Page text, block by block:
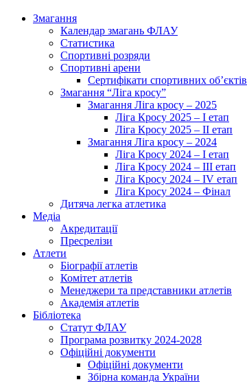
Змагання
Календар змагань ФЛАУ
Статистика
Спортивні розряди
Спортивні арени
Сертифікати спортивних об’єктів
Змагання “Ліга кросу”
Змагання Ліга кросу – 2025
Ліга Кросу 2025 – I етап
Ліга Кросу 2025 – II етап
Змагання Ліга кросу – 2024
Ліга Кросу 2024 – I етап
Ліга Кросу 2024 – III етап
Ліга Кросу 2024 – IV етап
Ліга Кросу 2024 – Фінал
Дитяча легка атлетика
Медіа
Акредитації
Пресрелізи
Атлети
Біографії атлетів
Комітет атлетів
Менеджери та представники атлетів
Академія атлетів
Бібліотека
Статут ФЛАУ
Програма розвитку 2024-2028
Офіційні документи
Офіційні документи
Збірна команда України